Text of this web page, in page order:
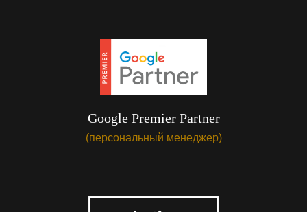
Google Premier Partner
(персональный менеджер)